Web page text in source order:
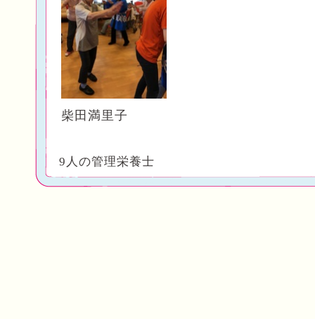
柴田満里子
9人の管理栄養士